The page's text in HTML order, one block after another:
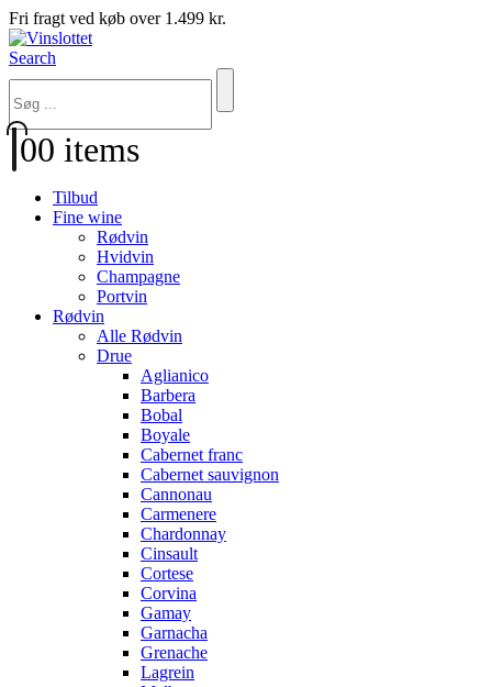
Fri fragt ved køb over 1.499 kr.
Search
00 items
Tilbud
Fine wine
Rødvin
Hvidvin
Champagne
Portvin
Rødvin
Alle Rødvin
Drue
Aglianico
Barbera
Bobal
Boyale
Cabernet franc
Cabernet sauvignon
Cannonau
Carmenere
Chardonnay
Cinsault
Cortese
Corvina
Gamay
Garnacha
Grenache
Lagrein